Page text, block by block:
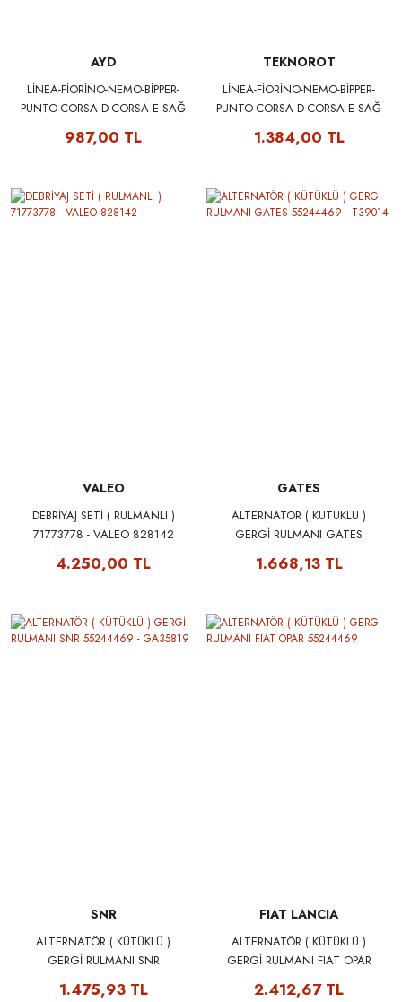
AYD
LİNEA-FİORİNO-NEMO-BİPPER-
PUNTO-CORSA D-CORSA E SAĞ
05148
987,00 TL
TEKNOROT
LİNEA-FİORİNO-NEMO-BİPPER-
PUNTO-CORSA D-CORSA E SAĞ
51895366 F-486
1.384,00 TL
VALEO
DEBRİYAJ SETİ ( RULMANLI )
71773778 - VALEO 828142
4.250,00 TL
GATES
ALTERNATÖR ( KÜTÜKLÜ )
GERGİ RULMANI GATES
1.668,13 TL
SNR
ALTERNATÖR ( KÜTÜKLÜ )
GERGİ RULMANI SNR
1.475,93 TL
FIAT LANCIA
ALTERNATÖR ( KÜTÜKLÜ )
GERGİ RULMANI FIAT OPAR
2.412,67 TL